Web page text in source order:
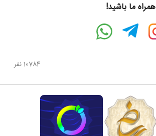
همراه ما باشید!
10784 نفر